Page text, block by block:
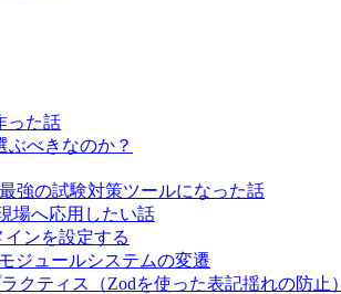
った話
べきなのか？
強の試験対策ツールになった話
場へ応用したい話
インを設定する
ジュールシステムの変遷
クティス（Zodを使った表記揺れの防止）